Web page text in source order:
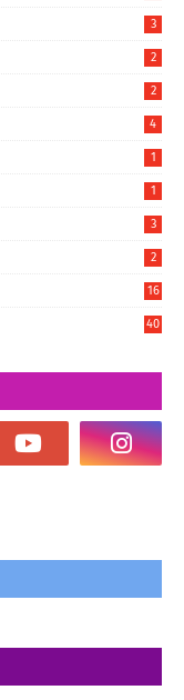
3
2
2
4
1
1
3
2
16
40